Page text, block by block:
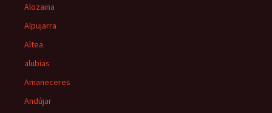
Alozaina
Alpujarra
Altea
alubias
Amaneceres
Andújar